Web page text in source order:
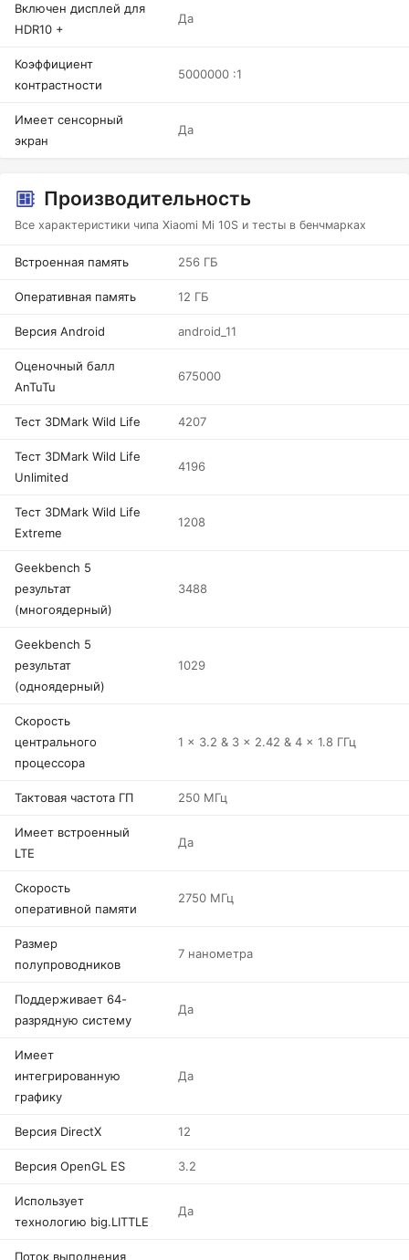
Включен дисплей для
HDR10 +
Да
Коэффициент
контрастности
5000000 :1
Имеет сенсорный
экран
Да
Производительность
Все характеристики чипа Xiaomi Mi 10S и тесты в бенчмарках
Встроенная память 256 ГБ
Оперативная память 12 ГБ
Версия Android android_11
Оценочный балл
AnTuTu
675000
Тест 3DMark Wild Life 4207
Тест 3DMark Wild Life
Unlimited
4196
Тест 3DMark Wild Life
Extreme
1208
Geekbench 5
результат
(многоядерный)
3488
Geekbench 5
результат
(одноядерный)
1029
Скорость
центрального
процессора
1 x 3.2 & 3 x 2.42 & 4 x 1.8 ГГц
Тактовая частота ГП 250 МГц
Имеет встроенный
LTE
Да
Скорость
оперативной памяти
2750 МГц
Размер
полупроводников
7 нанометра
Поддерживает 64-
разрядную систему
Да
Имеет
интегрированную
графику
Да
Версия DirectX 12
Версия OpenGL ES 3.2
Использует
технологию big.LITTLE
Да
Поток выполнения